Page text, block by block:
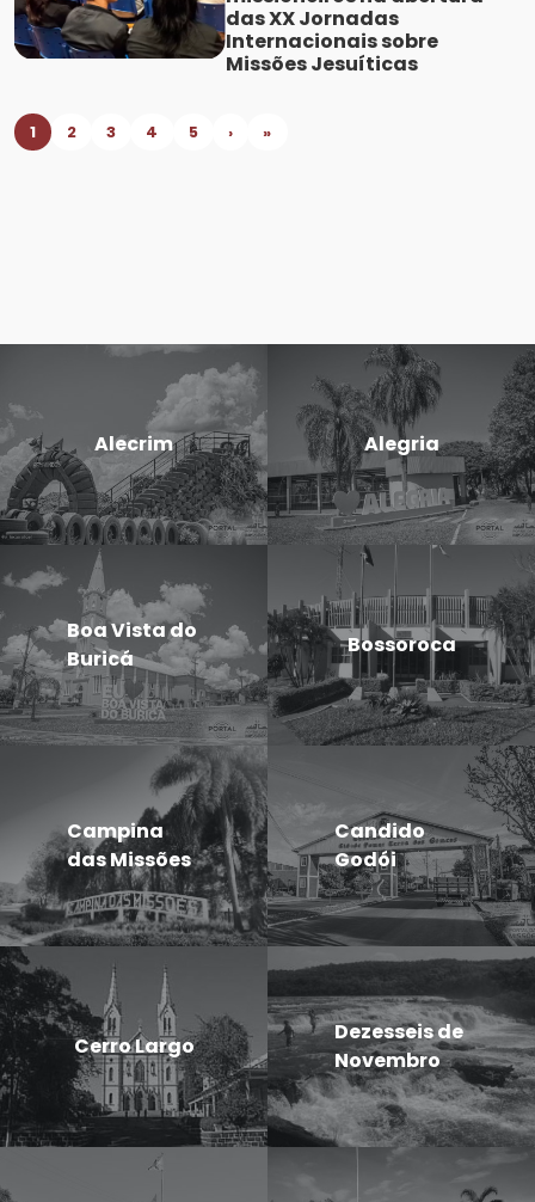
das XX Jornadas
Internacionais sobre
Missões Jesuíticas
1 2 3 4 5 › »
Alecrim Alegria
Boa Vista do
Buricá
Bossoroca
Campina
das Missões
Candido
Godói
Cerro Largo
Dezesseis de
Novembro